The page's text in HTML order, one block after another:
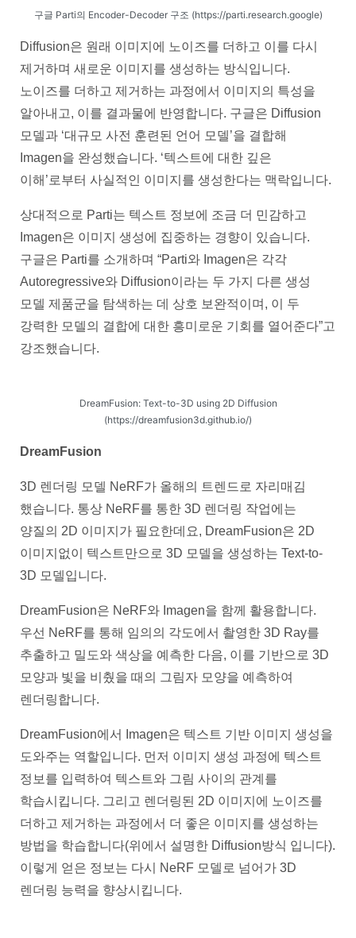
구글 Parti의 Encoder-Decoder 구조 (https://parti.research.google)
Diffusion은 원래 이미지에 노이즈를 더하고 이를 다시
제거하며 새로운 이미지를 생성하는 방식입니다.
노이즈를 더하고 제거하는 과정에서 이미지의 특성을
알아내고, 이를 결과물에 반영합니다. 구글은 Diffusion
모델과 ‘대규모 사전 훈련된 언어 모델’을 결합해
Imagen을 완성했습니다. ‘텍스트에 대한 깊은
이해’로부터 사실적인 이미지를 생성한다는 맥락입니다.
상대적으로 Parti는 텍스트 정보에 조금 더 민감하고
Imagen은 이미지 생성에 집중하는 경향이 있습니다.
구글은 Parti를 소개하며 “Parti와 Imagen은 각각
Autoregressive와 Diffusion이라는 두 가지 다른 생성
모델 제품군을 탐색하는 데 상호 보완적이며, 이 두
강력한 모델의 결합에 대한 흥미로운 기회를 열어준다”고
강조했습니다.
DreamFusion: Text-to-3D using 2D Diffusion
(https://dreamfusion3d.github.io/)
DreamFusion
3D 렌더링 모델 NeRF가 올해의 트렌드로 자리매김
했습니다. 통상 NeRF를 통한 3D 렌더링 작업에는
양질의 2D 이미지가 필요한데요, DreamFusion은 2D
이미지없이 텍스트만으로 3D 모델을 생성하는 Text-to-
3D 모델입니다.
DreamFusion은 NeRF와 Imagen을 함께 활용합니다.
우선 NeRF를 통해 임의의 각도에서 촬영한 3D Ray를
추출하고 밀도와 색상을 예측한 다음, 이를 기반으로 3D
모양과 빛을 비췄을 때의 그림자 모양을 예측하여
렌더링합니다.
DreamFusion에서 Imagen은 텍스트 기반 이미지 생성을
도와주는 역할입니다. 먼저 이미지 생성 과정에 텍스트
정보를 입력하여 텍스트와 그림 사이의 관계를
학습시킵니다. 그리고 렌더링된 2D 이미지에 노이즈를
더하고 제거하는 과정에서 더 좋은 이미지를 생성하는
방법을 학습합니다(위에서 설명한 Diffusion방식 입니다).
이렇게 얻은 정보는 다시 NeRF 모델로 넘어가 3D
렌더링 능력을 향상시킵니다.